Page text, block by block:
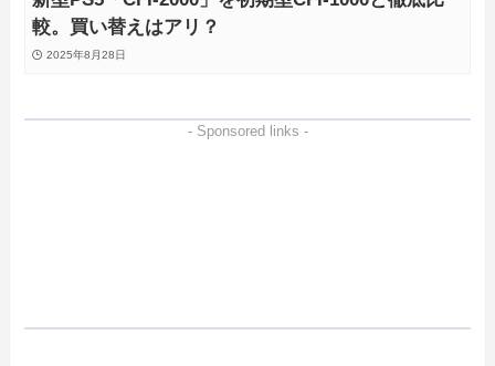
較。買い替えはアリ？
2025年8月28日
- Sponsored links -